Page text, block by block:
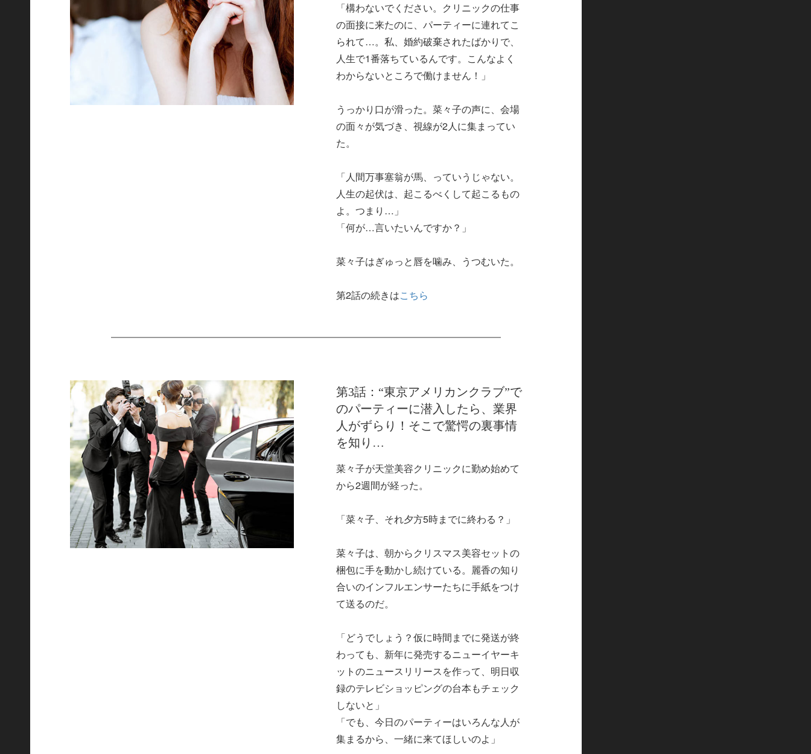
「構わないでください。クリニックの仕事
の面接に来たのに、パーティーに連れてこ
られて…。私、婚約破棄されたばかりで、
人生で1番落ちているんです。こんなよく
わからないところで働けません！」
うっかり口が滑った。菜々子の声に、会場
の面々が気づき、視線が2人に集まってい
た。
「人間万事塞翁が馬、っていうじゃない。
人生の起伏は、起こるべくして起こるもの
よ。つまり…」
「何が…言いたいんですか？」
菜々子はぎゅっと唇を噛み、うつむいた。
第2話の続きはこちら
第3話：“東京アメリカンクラブ”で
のパーティーに潜入したら、業界
人がずらり！そこで驚愕の裏事情
を知り…
菜々子が天堂美容クリニックに勤め始めて
から2週間が経った。
「菜々子、それ夕方5時までに終わる？」
菜々子は、朝からクリスマス美容セットの
梱包に手を動かし続けている。麗香の知り
合いのインフルエンサーたちに手紙をつけ
て送るのだ。
「どうでしょう？仮に時間までに発送が終
わっても、新年に発売するニューイヤーキ
ットのニュースリリースを作って、明日収
録のテレビショッピングの台本もチェック
しないと」
「でも、今日のパーティーはいろんな人が
集まるから、一緒に来てほしいのよ」